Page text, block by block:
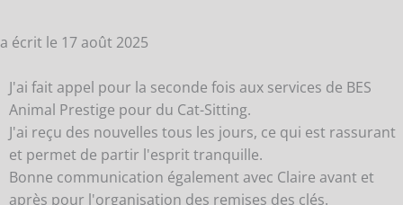
a écrit le 17 août 2025
J'ai fait appel pour la seconde fois aux services de BES
Animal Prestige pour du Cat-Sitting.
J'ai reçu des nouvelles tous les jours, ce qui est rassurant
et permet de partir l'esprit tranquille.
Bonne communication également avec Claire avant et
après pour l'organisation des remises des clés.